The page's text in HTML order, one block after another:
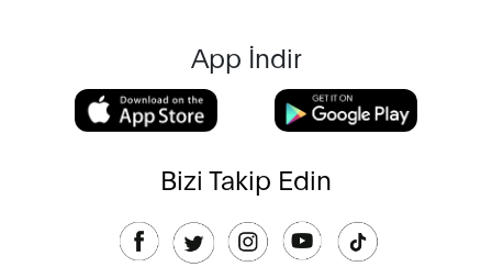
App İndir
Bizi Takip Edin